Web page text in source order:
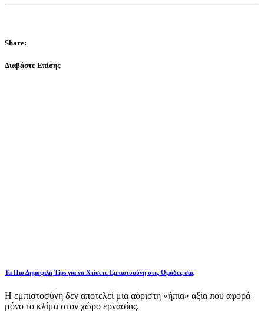
Share:
Διαβάστε Επίσης
Τα Πιο Δημοφιλή Tips για να Χτίσετε Εμπιστοσύνη στις Ομάδες σας
Η εμπιστοσύνη δεν αποτελεί μια αόριστη «ήπια» αξία που αφορά
μόνο το κλίμα στον χώρο εργασίας.